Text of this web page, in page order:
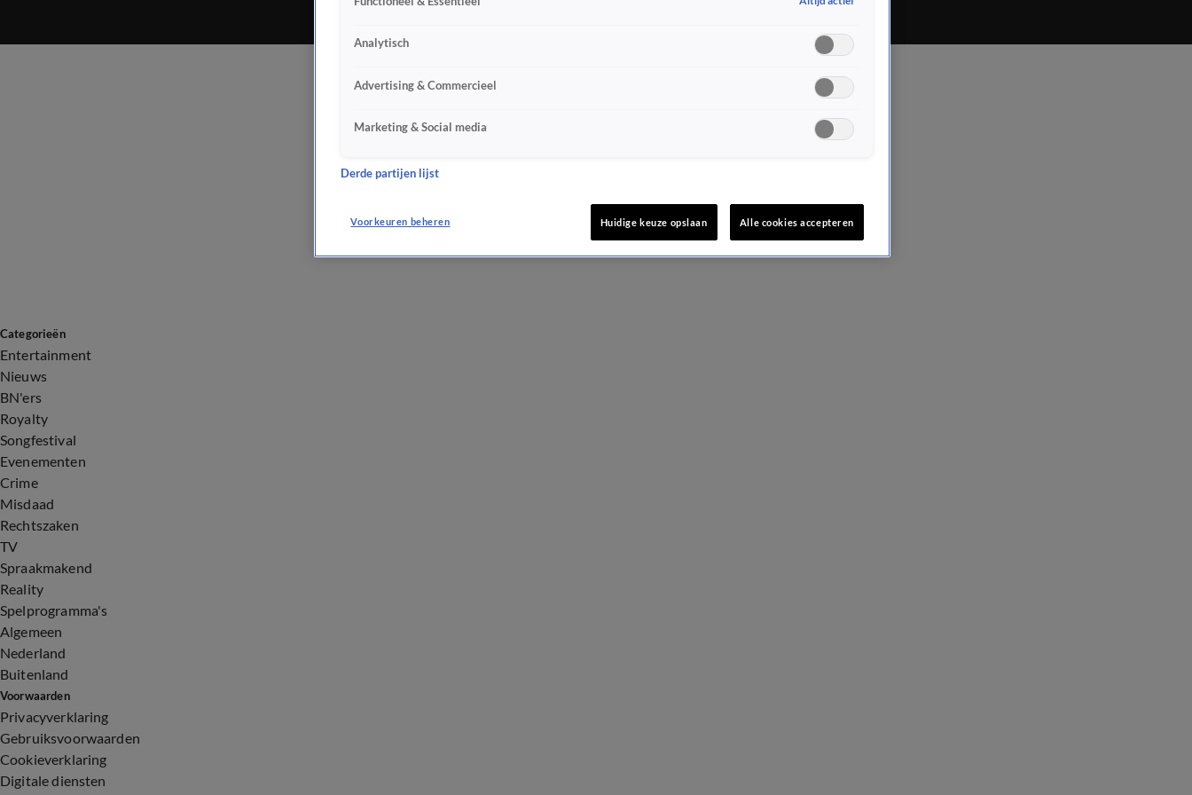
Categorieën
Entertainment
Nieuws
BN'ers
Royalty
Songfestival
Evenementen
Crime
Misdaad
Rechtszaken
TV
Spraakmakend
Reality
Spelprogramma's
Algemeen
Nederland
Buitenland
Voorwaarden
Privacyverklaring
Gebruiksvoorwaarden
Cookieverklaring
Digitale diensten
Analytisch
Advertising & Commercieel
Marketing & Social media
Derde partijen lijst
Voorkeuren beheren Huidige keuze opslaan Alle cookies accepteren